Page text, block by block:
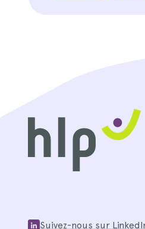
Suivez-nous sur